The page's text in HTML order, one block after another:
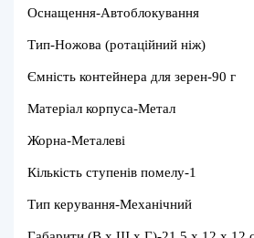
Оснащення-Автоблокування
Тип-Ножова (ротаційний ніж)
Ємність контейнера для зерен-90 г
Матеріал корпуса-Метал
Жорна-Металеві
Кількість ступенів помелу-1
Тип керування-Механічний